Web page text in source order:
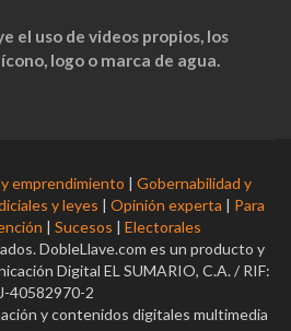
el uso de videos propios, los
logo o marca de agua.
emprendimiento | Gobernabilidad y
y leyes | Opinión experta | Para
| Sucesos | Electorales
DobleLlave.com es un producto y
Digital EL SUMARIO, C.A. / RIF:
J-40582970-2
y contenidos digitales multimedia